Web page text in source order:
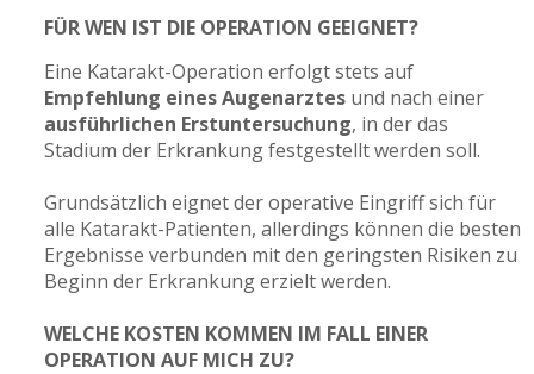
FÜR WEN IST DIE OPERATION GEEIGNET?
Eine Katarakt-Operation erfolgt stets auf
Empfehlung eines Augenarztes und nach einer
ausführlichen Erstuntersuchung, in der das
Stadium der Erkrankung festgestellt werden soll.
Grundsätzlich eignet der operative Eingriff sich für
alle Katarakt-Patienten, allerdings können die besten
Ergebnisse verbunden mit den geringsten Risiken zu
Beginn der Erkrankung erzielt werden.
WELCHE KOSTEN KOMMEN IM FALL EINER
OPERATION AUF MICH ZU?